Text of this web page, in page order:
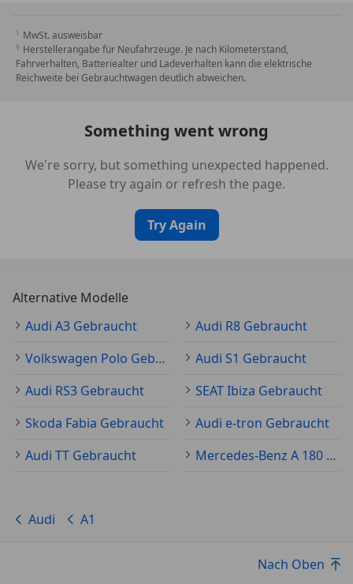
MwSt. ausweisbar
Herstellerangabe für Neufahrzeuge. Je nach Kilometerstand,
Fahrverhalten, Batteriealter und Ladeverhalten kann die elektrische
Reichweite bei Gebrauchtwagen deutlich abweichen.
Something went wrong
We're sorry, but something unexpected happened.
Please try again or refresh the page.
Try Again
Alternative Modelle
Audi A3 Gebraucht
Audi R8 Gebraucht
Volkswagen Polo Gebraucht
Audi S1 Gebraucht
Audi RS3 Gebraucht
SEAT Ibiza Gebraucht
Skoda Fabia Gebraucht
Audi e-tron Gebraucht
Audi TT Gebraucht
Mercedes-Benz A 180 Gebraucht
Audi A1
Nach Oben